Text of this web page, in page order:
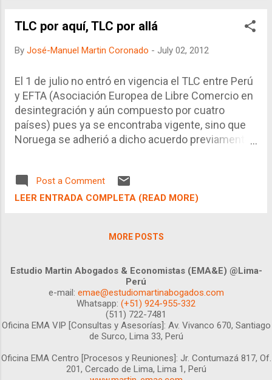
del enfoque económico del Derecho en el Perú se
que han captado las "enseñanzas" de la primera
con mucha excitación desean descubrir y saber
más allá. Sin embargo, los pecados capitales aún
no se corrigen: 1) Se siguen llamando eficiente o
ineficiente a "todo lo que se mueve". 2) Se sigue
confundiendo análisis económico del derecho
TLC por aquí, TLC por allá
By José-Manuel Martin Coronado - July 02, 2012
El 1 de julio no entró en vigencia el TLC entre Perú
y EFTA (Asociación Europea de Libre Comercio en
desintegración y aún compuesto por cuatro
países) pues ya se encontraba vigente, sino que
Noruega se adherió a dicho acuerdo previamente
otro lado, el 27 de junio, los respectivos poderes
ejecutivos de la Unión Europea (La Comisión) y del
negociado conjuntamente con Colombia, en cuyo
TLC por allá", definitivamente en un período de
expansión internacional y de incremento de la
demanda por productos importados de
Latinoamerica o Asia, el impacto de la suscripción
era notable. No obstante, en períodos de crisis
internacional, y caída drástica de la demanda, en
particular de la absorción provenientes de los
"clientes" países desar...
Post a Comment
LEER ENTRADA COMPLETA (READ MORE)
MORE POSTS
Estudio Martin Abogados & Economistas (EMA&E) @Lima-
Perú
e-mail: emae@estudiomartinabogados.com
Whatsapp: (+51) 924-955-332
(511) 722-7481
Oficina EMA VIP [Consultas y Asesorías]: Av. Vivanco 670, Santiago
de Surco, Lima 33, Perú
Oficina EMA Centro [Procesos y Reuniones]: Jr. Contumazá 817, Of.
201, Cercado de Lima, Lima 1, Perú